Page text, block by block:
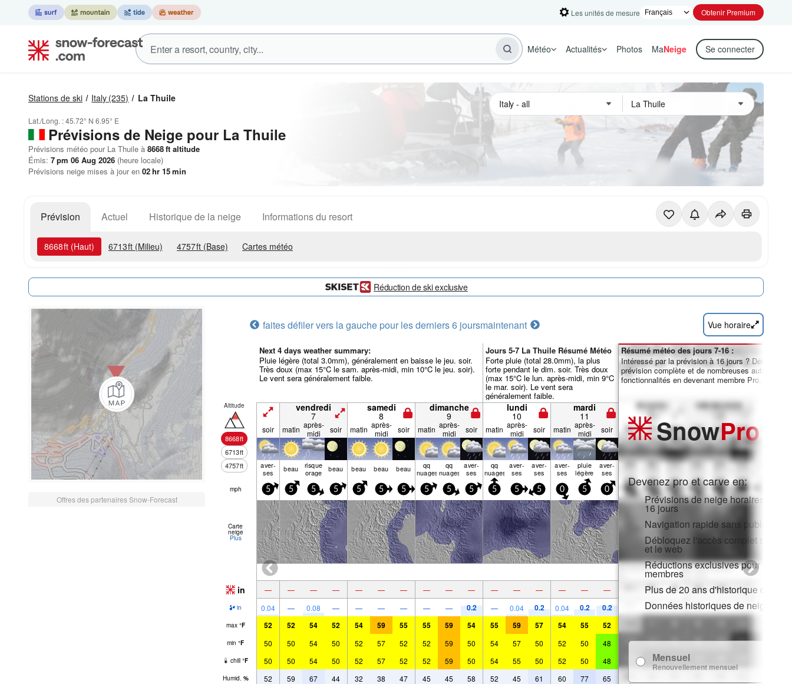
Les unités de mesure Obtenir Premium
Météo Actualités Photos MaNeige Se connecter
Stations de ski Italy (235) La Thuile
Lat./Long. :45.72° N 6.95° E
Prévisions de Neige pour La Thuile
Prévisions météo pour La Thuile à 8668ft altitude
Émis: 7 pm 06 Aug 2026 (heure locale)
Prévisions neige mises à jour en 02hr 15min
Prévision Actuel Historique de la neige Informations du resort
8668ft (Haut) 6713ft (Milieu) 4757ft (Base) Cartes météo
Réduction de ski exclusive
Offres des partenaires Snow-Forecast
faites défiler vers la gauche pour les derniers 6 joursmaintenant Vue horaire
Next 4 days weather summary:
Pluie légère (total 3.0mm), généralement en baisse le jeu. soir.
Très doux (max 15°C le sam. après-midi, min 10°C le jeu. soir).
Le vent sera généralement faible.
Jours 5-7 La Thuile Résumé Météo
Forte pluie (total 28.0mm), la plus
forte pendant le dim. soir. Très doux
(max 15°C le lun. après-midi, min 9°C
le mar. soir). Le vent sera
généralement faible.
Altitude
8668ft
6713ft
4757ft
vendredi
7
samedi
8
dimanche
9
lundi
10
mardi
11
soir matin après-
midi
soir matin après-
midi
soir matin après-
midi
soir matin après-
midi
soir matin après-
midi
soir
aver­
ses beau risque
orage beau beau beau beau qq
nuages
qq
nuages
aver­
ses
qq
nuages
aver­
ses
aver­
ses
aver­
ses
pluie
légère
aver­
ses
mph 5 5 5 5 5 5 5 5 5 5 5 5 5 0 5 0
Carte
neige
Plus
in — — — — — — — — — — — — — — — —
in 0.04 — 0.08 — — — — — — 0.2 — 0.04 0.2 0.04 0.2 0.2
max °F 52 52 54 52 54 59 55 55 59 54 55 59 57 54 55 52
min °F 50 50 54 50 52 57 52 52 59 50 54 57 50 52 50 48
chill °F 50 50 54 50 52 57 52 52 59 50 54 55 50 52 50 48
Humid. % 52 59 67 44 32 38 47 45 45 58 52 45 61 60 77 65
Résumé météo des jours 7-16 :
Intéressé par la prévision à 16 jours ? Débloquez
prévision complète et de nombreuses autres
fonctionnalités en devenant membre Pro.
SnowPro
Devenez pro et carve en:
Prévisions de neige horaires et sur
16 jours
Navigation rapide sans publicité
Débloquez l'accès complet sur
et le web
Réductions exclusives pour les
membres
Plus de 20 ans d'historique de
Données historiques de neige
Mensuel
Renouvellement mensuel